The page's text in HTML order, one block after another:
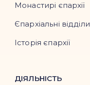
Монастирі єпархії
Єпархіальні відділи
Історія єпархії
ДІЯЛЬНІСТЬ